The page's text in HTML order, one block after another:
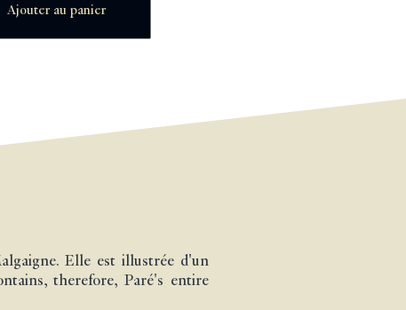
Ajouter au panier
Elle est illustrée d'un
therefore, Paré's entire